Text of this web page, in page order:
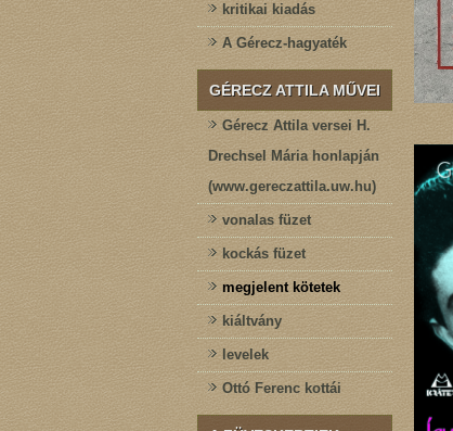
kritikai kiadás
A Gérecz-hagyaték
GÉRECZ ATTILA MŰVEI
Gérecz Attila versei H.
Drechsel Mária honlapján
(www.gereczattila.uw.hu)
vonalas füzet
kockás füzet
megjelent kötetek
kiáltvány
levelek
Ottó Ferenc kottái